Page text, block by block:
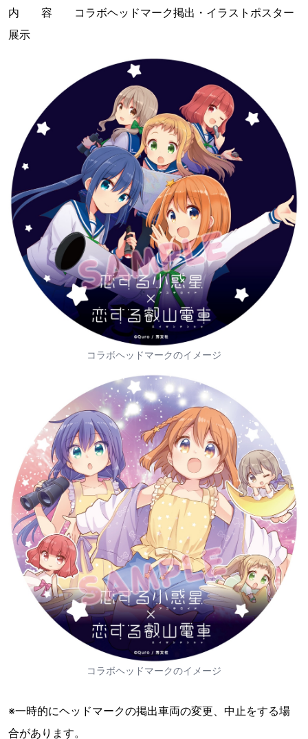
内 容 コラボヘッドマーク掲出・イラストポスター
展示
コラボヘッドマークのイメージ
コラボヘッドマークのイメージ
※一時的にヘッドマークの掲出車両の変更、中止をする場
合があります。